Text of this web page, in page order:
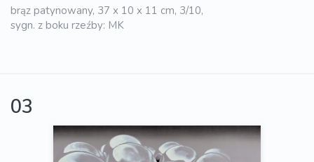
brąz patynowany, 37 x 10 x 11 cm, 3/10,
sygn. z boku rzeźby: MK
03